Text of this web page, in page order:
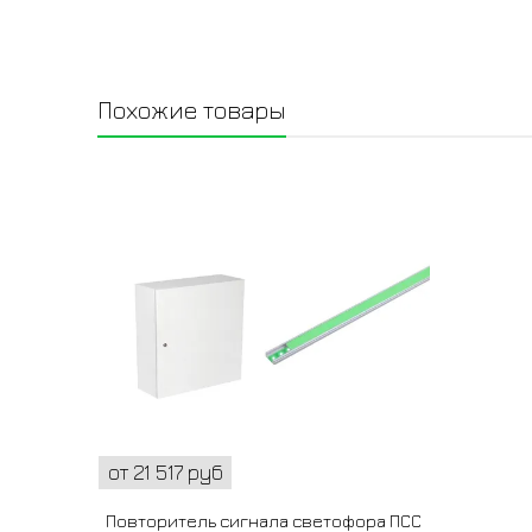
Похожие товары
от 21 517 руб
Повторитель сигнала светофора ПСС